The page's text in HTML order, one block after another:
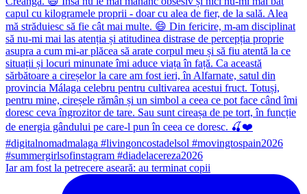
Iar am fost la petrecere aseară: au terminat copii